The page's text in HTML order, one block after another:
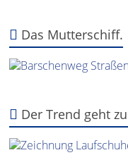
Das Mutterschiff.
Der Trend geht